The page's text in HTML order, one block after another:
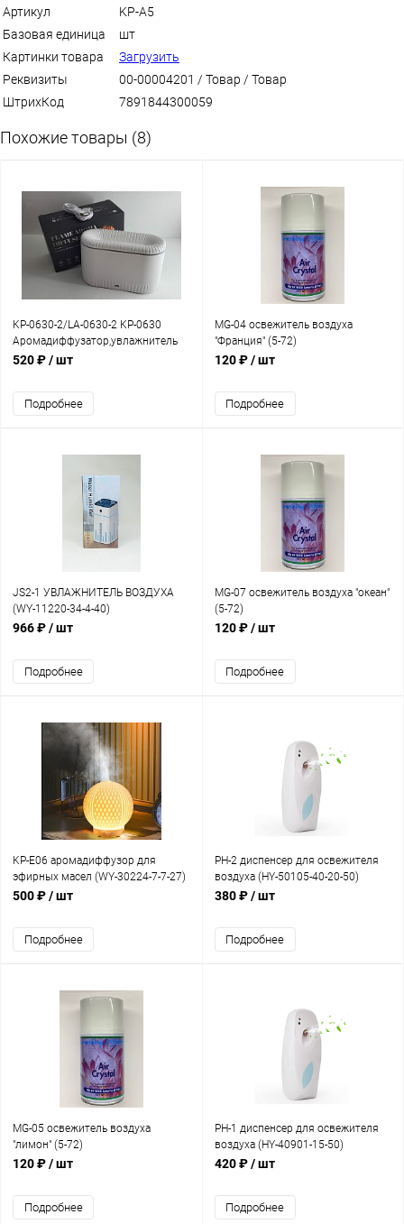
Артикул
KP-A5
Базовая единица
шт
Картинки товара
Загрузить
Реквизиты
00-00004201 / Товар / Товар
ШтрихКод
7891844300059
Похожие товары (8)
KP-0630-2/LA-0630-2 KP-0630
Аромадиффузатор,увлажнитель
воздуха с USB-подсветкой (HY-
520 ₽/ шт
Подробнее
MG-04 освежитель воздуха
"Франция" (5-72)
120 ₽/ шт
Подробнее
JS2-1 УВЛАЖНИТЕЛЬ ВОЗДУХА
(WY-11220-34-4-40)
966 ₽/ шт
Подробнее
MG-07 освежитель воздуха "океан"
(5-72)
120 ₽/ шт
Подробнее
KP-E06 аромадиффузор для
эфирных масел (WY-30224-7-7-27)
500 ₽/ шт
Подробнее
PH-2 диспенсер для освежителя
воздуха (HY-50105-40-20-50)
380 ₽/ шт
Подробнее
MG-05 освежитель воздуха
"лимон" (5-72)
120 ₽/ шт
Подробнее
PH-1 диспенсер для освежителя
воздуха (HY-40901-15-50)
420 ₽/ шт
Подробнее